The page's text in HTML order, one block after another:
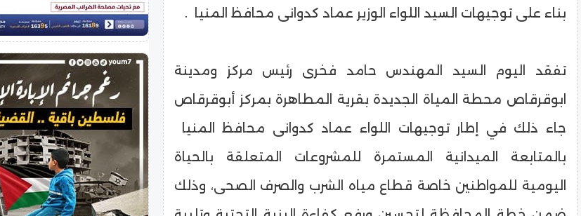
بناء على توجيهات السيد اللواء الوزير عماد كدوانى محافظ المنيا .
تفقد اليوم السيد المهندس حامد فخرى رئيس مركز ومدينة
ابوقرقاص محطة المياة الجديدة بقرية المطاهرة بمركز أبوقرقاص
جاء ذلك في إطار توجيهات اللواء عماد كدوانى محافظ المنيا
بالمتابعة الميدانية المستمرة للمشروعات المتعلقة بالحياة
اليومية للمواطنين خاصة قطاع مياه الشرب والصرف الصحى، وذلك